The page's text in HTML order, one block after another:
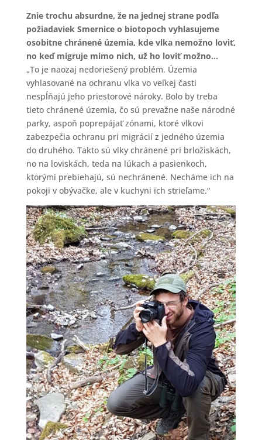
Znie trochu absurdne, že na jednej strane podľa
požiadaviek Smernice o biotopoch vyhlasujeme
osobitne chránené územia, kde vlka nemožno loviť,
no keď migruje mimo nich, už ho loviť možno…
„To je naozaj nedoriešený problém. Územia
vyhlasované na ochranu vlka vo veľkej časti
nespĺňajú jeho priestorové nároky. Bolo by treba
tieto chránené územia, čo sú prevažne naše národné
parky, aspoň poprepájať zónami, ktoré vlkovi
zabezpečia ochranu pri migrácií z jedného územia
do druhého. Takto sú vlky chránené pri brložiskách,
no na loviskách, teda na lúkach a pasienkoch,
ktorými prebiehajú, sú nechránené. Necháme ich na
pokoji v obývačke, ale v kuchyni ich strieľame.“